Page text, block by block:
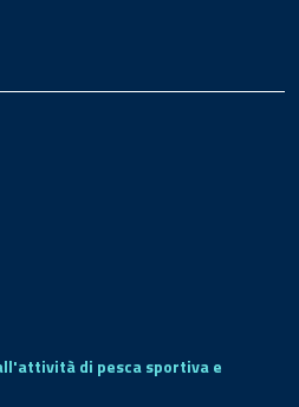
di pesca sportiva e